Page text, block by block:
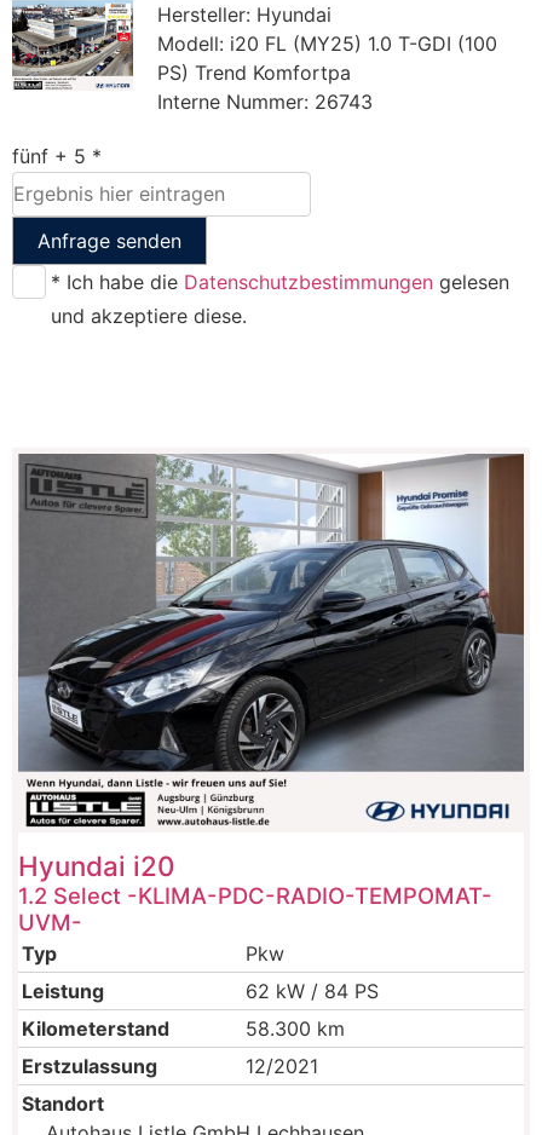
Hersteller: Hyundai
Modell: i20 FL (MY25) 1.0 T-GDI (100
PS) Trend Komfortpa
Interne Nummer: 26743
fünf + 5 *
Anfrage senden
* Ich habe die Datenschutzbestimmungen gelesen
und akzeptiere diese.
Hyundai i20
1.2 Select -KLIMA-PDC-RADIO-TEMPOMAT-
UVM-
Typ
Pkw
Leistung
62 kW / 84 PS
Kilometerstand
58.300 km
Erstzulassung
12/2021
Standort